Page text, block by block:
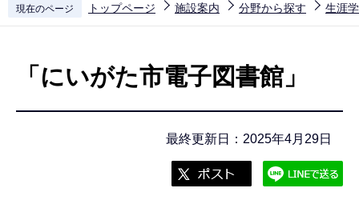
現在のページ トップページ 施設案内 分野から探す 生涯
「にいがた市電子図書館」
最終更新日：2025年4月29日